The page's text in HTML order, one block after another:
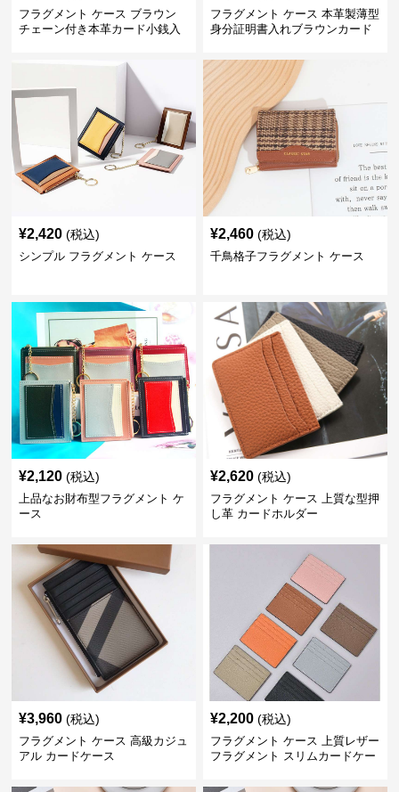
フラグメント ケース ブラウン
チェーン付き本革カード小銭入
フラグメント ケース 本革製薄型
身分証明書入れブラウンカード
¥2,420 (税込)
シンプル フラグメント ケース
¥2,460 (税込)
千鳥格子フラグメント ケース
¥2,120 (税込)
上品なお財布型フラグメント ケ
ース
¥2,620 (税込)
フラグメント ケース 上質な型押
し革 カードホルダー
¥3,960 (税込)
フラグメント ケース 高級カジュ
アル カードケース
¥2,200 (税込)
フラグメント ケース 上質レザー
フラグメント スリムカードケー